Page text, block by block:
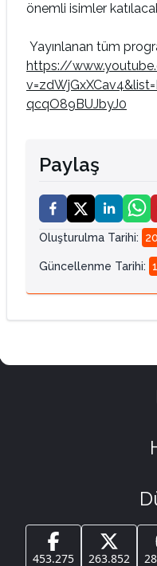
önemli isimler
Yayınlanan tüm
https://
qcqO89BUJbyJ0
Paylaş
Oluşturulma Tarihi:
Güncellenme Tarihi:
453.275 263.852